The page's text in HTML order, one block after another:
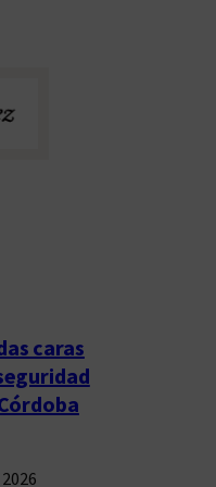
caras